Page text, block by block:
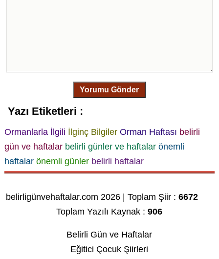
Yorumu Gönder
Yazı Etiketleri :
Ormanlarla İlgili İlginç Bilgiler Orman Haftası belirli
gün ve haftalar belirli günler ve haftalar önemli
haftalar önemli günler belirli haftalar
belirligünvehaftalar.com 2026 | Toplam Şiir :6672
Toplam Yazılı Kaynak :906
Belirli Gün ve Haftalar
Eğitici Çocuk Şiirleri